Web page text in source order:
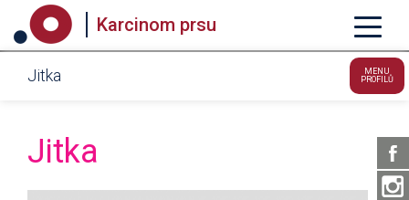
Karcinom prsu
Jitka
MENU
PROFILŮ
Jitka